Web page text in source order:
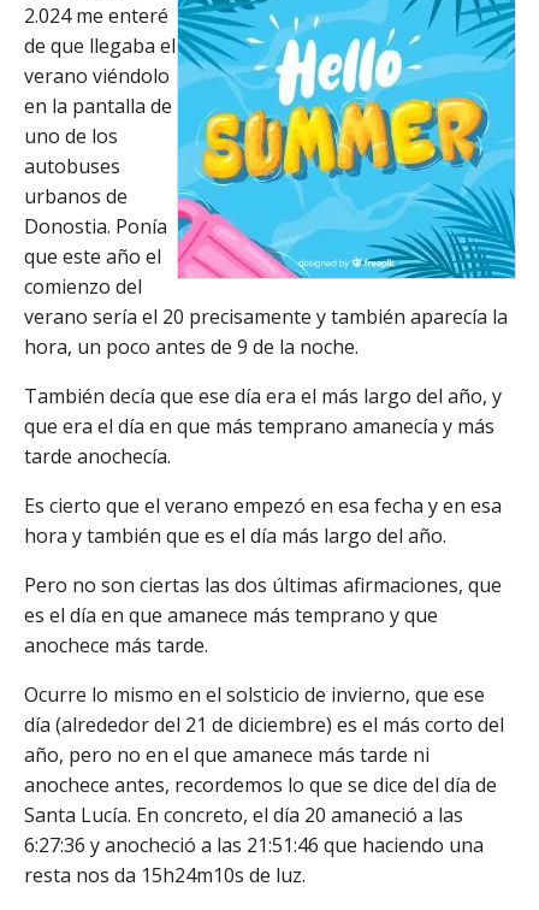
2.024 me enteré
de que llegaba el
verano viéndolo
en la pantalla de
uno de los
autobuses
urbanos de
Donostia. Ponía
que este año el
comienzo del
verano sería el 20 precisamente y también aparecía la
hora, un poco antes de 9 de la noche.
También decía que ese día era el más largo del año, y
que era el día en que más temprano amanecía y más
tarde anochecía.
Es cierto que el verano empezó en esa fecha y en esa
hora y también que es el día más largo del año.
Pero no son ciertas las dos últimas afirmaciones, que
es el día en que amanece más temprano y que
anochece más tarde.
Ocurre lo mismo en el solsticio de invierno, que ese
día (alrededor del 21 de diciembre) es el más corto del
año, pero no en el que amanece más tarde ni
anochece antes, recordemos lo que se dice del día de
Santa Lucía. En concreto, el día 20 amaneció a las
6:27:36 y anocheció a las 21:51:46 que haciendo una
resta nos da 15h24m10s de luz.